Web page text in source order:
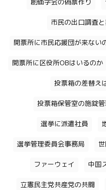
創価学会の偽票作り
市民の出口調査
開票所に市民応援団が来ない
開票所に区役所OBはいるのか
投票箱の差替え
投票箱保管室の施錠
選挙に派遣社員
選挙管理委員会事務局
ファーウェイ 中国
立憲民主党共産党の共闘